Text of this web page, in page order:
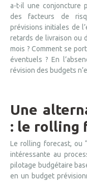
a-t-il une conjoncture
des facteurs de
prévisions initiales de
retards de livraison ou
mois ? Comment se
éventuels ? En
révision des budgets
Une
: le rolling
Le rolling forecast, ou
intéressante au
pilotage budgétaire
en un budget